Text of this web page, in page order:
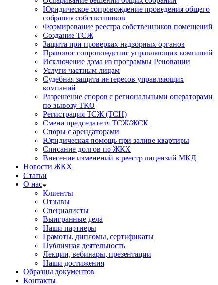
Юридическое сопровождение проведения общего
собрания собственников
Формирование реестра собственников помещений
Создание ТСЖ
Защита при проверках надзорных органов
Правовое сопровождение управляющих компаний
Исключение дома из программы Реновации
Услуги частным лицам
Судебная защита интересов управляющих
компаний
Разрешение споров с региональными операторами
по вывозу ТКО
Регистрация ТСЖ (ТСН)
Смена председателя ТСЖ/ЖСК
Споры с арендаторами
Юридическая помощь при заливе квартиры
Списание долгов по ЖКХ
Внесение изменений в реестр лицензий МКД
Новости ЖКХ
Статьи
О нас
Клиенты
Отзывы
Специалисты
Выигранные дела
Наши партнеры
Грамоты, дипломы, сертификаты
Публичная деятельность
Лекции, вебинары, презентации
Наши достижения
Образцы документов
Контакты